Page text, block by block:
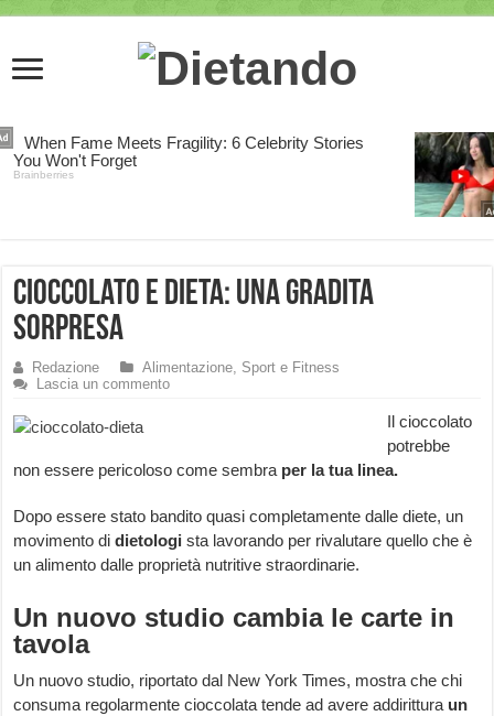
Cioccolato e dieta: una gradita
sorpresa
Redazione
Alimentazione, Sport e Fitness
Lascia un commento
Il cioccolato
potrebbe
non essere pericoloso come sembra per la tua linea.
Dopo essere stato bandito quasi completamente dalle diete, un
movimento didietologista lavorando per rivalutare quello che è
un alimento dalle proprietà nutritive straordinarie.
Un nuovo studio cambia le carte in
tavola
Un nuovo studio, riportato dal New York Times, mostra che chi
consuma regolarmente cioccolata tende ad avere addirittura un